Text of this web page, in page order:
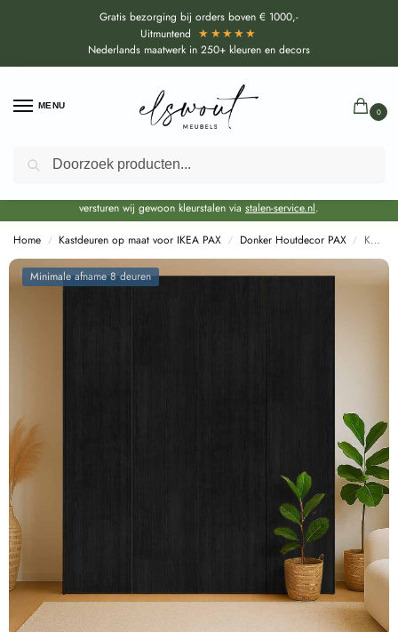
Gratis bezorging bij orders boven € 1000,-
Uitmuntend ★★★★★
Nederlands maatwerk in 250+ kleuren en decors
MENU
0
Door de bouwvakperiode geldt voor alle collecties momenteel een EXTRA
levertijd van circa 3-4 weken bovenop de reguliere levertijd.
versturen wij gewoon kleurstalen via stalen-service.nl.
Home / Kastdeuren op maat voor IKEA PAX / Donker Houtdecor PAX / Kastdeuren op maat Maloja Zwart voor IKEA PAX (DecoLegno U129)
Minimale afname 8 deuren